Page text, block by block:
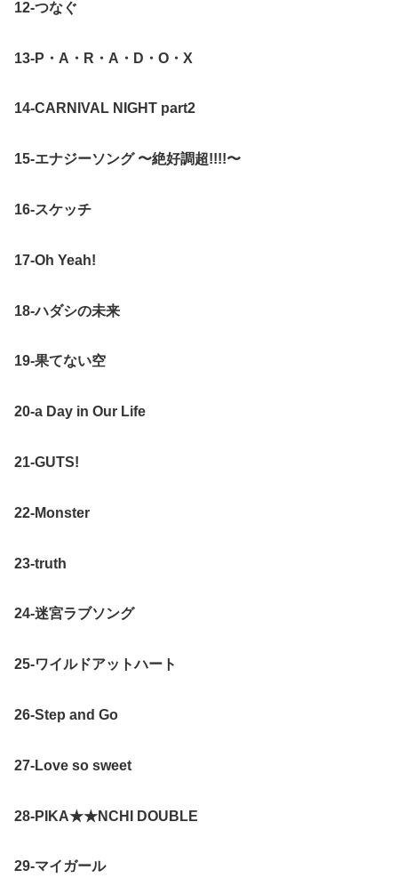
12-つなぐ
13-P・A・R・A・D・O・X
14-CARNIVAL NIGHT part2
15-エナジーソング 〜絶好調超!!!!〜
16-スケッチ
17-Oh Yeah!
18-ハダシの未来
19-果てない空
20-a Day in Our Life
21-GUTS!
22-Monster
23-truth
24-迷宮ラブソング
25-ワイルドアットハート
26-Step and Go
27-Love so sweet
28-PIKA★★NCHI DOUBLE
29-マイガール